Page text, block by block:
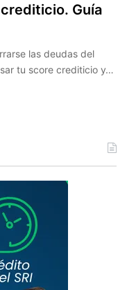
Guía
las deudas del
tu score crediticio y…